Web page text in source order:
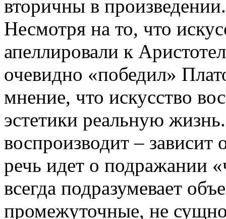
вторичны в произведении.
Несмотря на то, что
апеллировали к
очевидно «победил»
мнение, что искусство
эстетики реальную
воспроизводит –
речь идет о подражании
всегда подразумевает
промежуточные, не